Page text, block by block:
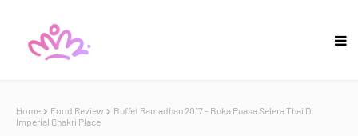
Home Food Review
Buffet Ramadhan 2017 - Buka Puasa Selera Thai Di
Imperial Chakri Place